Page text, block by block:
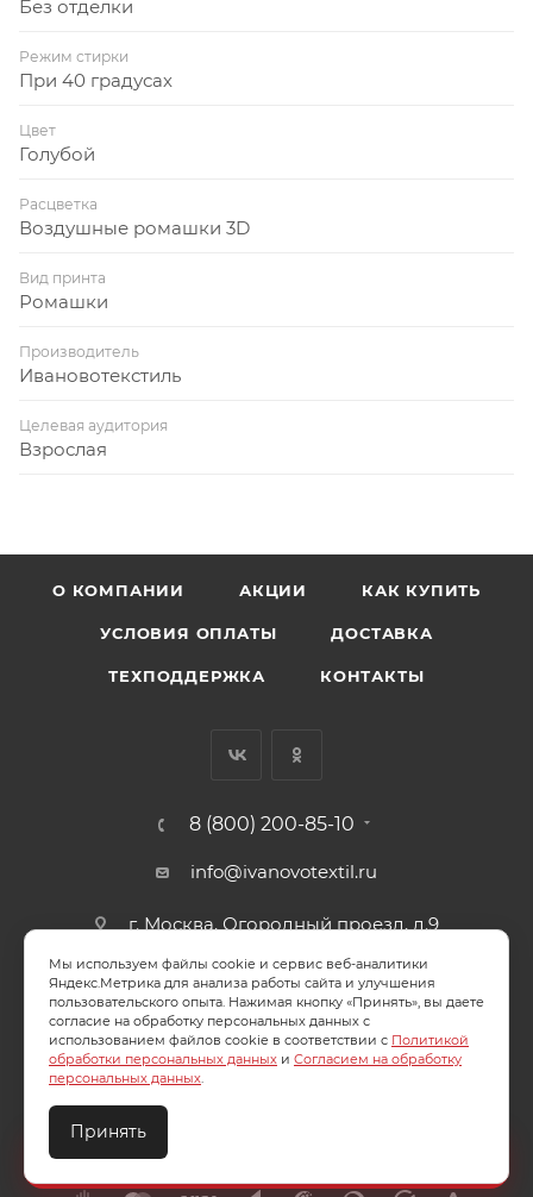
Без отделки
Режим стирки
При 40 градусах
Цвет
Голубой
Расцветка
Воздушные ромашки 3D
Вид принта
Ромашки
Производитель
Ивановотекстиль
Целевая аудитория
Взрослая
О КОМПАНИИ АКЦИИ КАК КУПИТЬ
УСЛОВИЯ ОПЛАТЫ ДОСТАВКА
ТЕХПОДДЕРЖКА КОНТАКТЫ
8 (800) 200-85-10
info@ivanovotextil.ru
г. Москва, Огородный проезд, д.9
СОГЛАСИЕ НА ОБРАБОТКУ ПЕРСОНАЛЬНЫХ ДАННЫХ
ПОЛИТИКА ОБРАБОТКИ ПЕРСОНАЛЬНЫХ ДАННЫХ
2026 © ООО "Ивановотекстиль". ОГРН:1073703000029
Мы используем файлы cookie и сервис веб-аналитики
Яндекс.Метрика для анализа работы сайта и улучшения
пользовательского опыта. Нажимая кнопку «Принять», вы даете
согласие на обработку персональных данных с
использованием файлов cookie в соответствии с Политикой
обработки персональных данных и Согласием на обработку
персональных данных.
Принять